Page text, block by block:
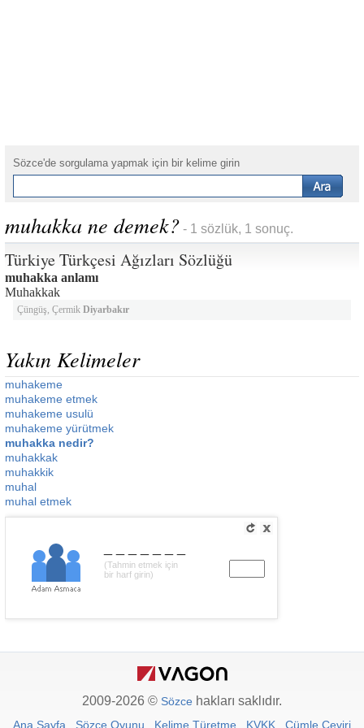
Sözce'de sorgulama yapmak için bir kelime girin
muhakka ne demek? - 1 sözlük, 1 sonuç.
Türkiye Türkçesi Ağızları Sözlüğü
muhakka anlamı
Muhakkak
Çüngüş, Çermik Diyarbakır
Yakın Kelimeler
muhakeme
muhakeme etmek
muhakeme usulü
muhakeme yürütmek
muhakka nedir?
muhakkak
muhakkik
muhal
muhal etmek
(Tahmin etmek için
bir harf girin)
2009-2026 © Sözce hakları saklıdır.
Ana Sayfa Sözce Oyunu Kelime Türetme KVKK Cümle Çeviri